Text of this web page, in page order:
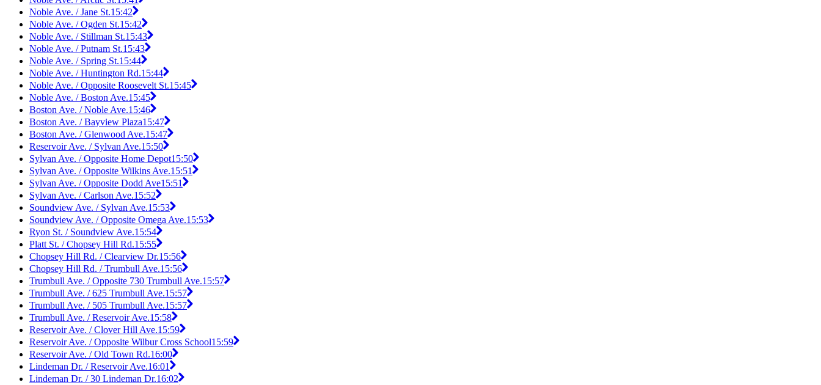
Noble Ave. / Jane St.15:42
Noble Ave. / Ogden St.15:42
Noble Ave. / Stillman St.15:43
Noble Ave. / Putnam St.15:43
Noble Ave. / Spring St.15:44
Noble Ave. / Huntington Rd.15:44
Noble Ave. / Opposite Roosevelt St.15:45
Noble Ave. / Boston Ave.15:45
Boston Ave. / Noble Ave.15:46
Boston Ave. / Bayview Plaza15:47
Boston Ave. / Glenwood Ave.15:47
Reservoir Ave. / Sylvan Ave.15:50
Sylvan Ave. / Opposite Home Depot15:50
Sylvan Ave. / Opposite Wilkins Ave.15:51
Sylvan Ave. / Opposite Dodd Ave15:51
Sylvan Ave. / Carlson Ave.15:52
Soundview Ave. / Sylvan Ave.15:53
Soundview Ave. / Opposite Omega Ave.15:53
Ryon St. / Soundview Ave.15:54
Platt St. / Chopsey Hill Rd.15:55
Chopsey Hill Rd. / Clearview Dr.15:56
Chopsey Hill Rd. / Trumbull Ave.15:56
Trumbull Ave. / Opposite 730 Trumbull Ave.15:57
Trumbull Ave. / 625 Trumbull Ave.15:57
Trumbull Ave. / 505 Trumbull Ave.15:57
Trumbull Ave. / Reservoir Ave.15:58
Reservoir Ave. / Clover Hill Ave.15:59
Reservoir Ave. / Opposite Wilbur Cross School15:59
Reservoir Ave. / Old Town Rd.16:00
Lindeman Dr. / Reservoir Ave.16:01
Lindeman Dr. / 30 Lindeman Dr.16:02